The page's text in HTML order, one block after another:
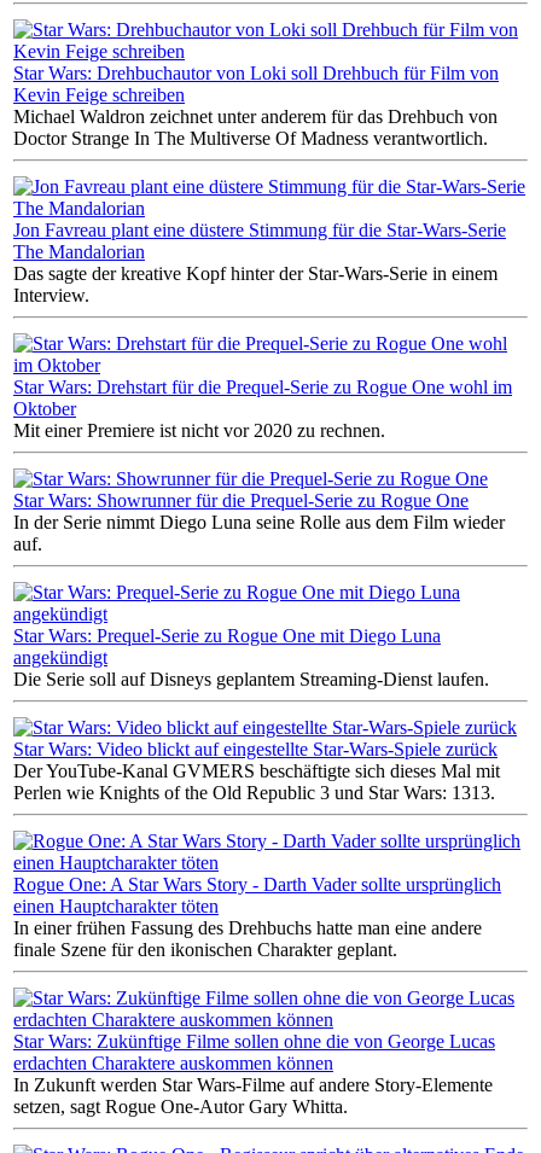
Star Wars: Drehbuchautor von Loki soll Drehbuch für Film von
Kevin Feige schreiben
Michael Waldron zeichnet unter anderem für das Drehbuch von
Doctor Strange In The Multiverse Of Madness verantwortlich.
Jon Favreau plant eine düstere Stimmung für die Star-Wars-Serie
The Mandalorian
Das sagte der kreative Kopf hinter der Star-Wars-Serie in einem
Interview.
Star Wars: Drehstart für die Prequel-Serie zu Rogue One wohl im
Oktober
Mit einer Premiere ist nicht vor 2020 zu rechnen.
Star Wars: Showrunner für die Prequel-Serie zu Rogue One
In der Serie nimmt Diego Luna seine Rolle aus dem Film wieder
auf.
Star Wars: Prequel-Serie zu Rogue One mit Diego Luna
angekündigt
Die Serie soll auf Disneys geplantem Streaming-Dienst laufen.
Star Wars: Video blickt auf eingestellte Star-Wars-Spiele zurück
Der YouTube-Kanal GVMERS beschäftigte sich dieses Mal mit
Perlen wie Knights of the Old Republic 3 und Star Wars: 1313.
Rogue One: A Star Wars Story - Darth Vader sollte ursprünglich
einen Hauptcharakter töten
In einer frühen Fassung des Drehbuchs hatte man eine andere
finale Szene für den ikonischen Charakter geplant.
Star Wars: Zukünftige Filme sollen ohne die von George Lucas
erdachten Charaktere auskommen können
In Zukunft werden Star Wars-Filme auf andere Story-Elemente
setzen, sagt Rogue One-Autor Gary Whitta.